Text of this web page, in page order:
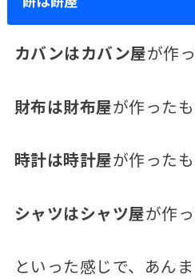
カバンはカバン屋が作
財布は財布屋が作ったも
時計は時計屋が作ったも
シャツはシャツ屋が作
といった感じで、あん